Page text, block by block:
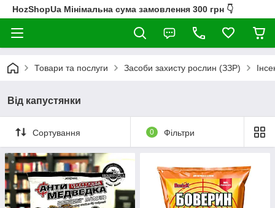
HozShopUa Мінімальна сума замовлення 300 грн 👇
Товари та послуги Засоби захисту рослин (ЗЗР)
Від капустянки
Сортування 0 Фільтри